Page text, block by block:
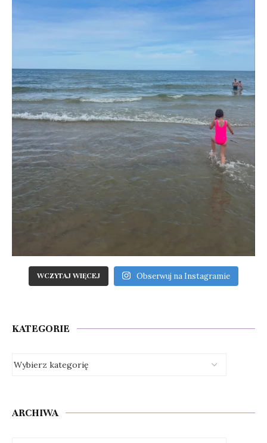
WCZYTAJ WIĘCEJ Obserwuj na Instagramie
KATEGORIE
ARCHIWA